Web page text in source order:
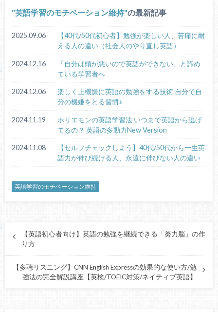
英語学習のモチベーション維持 の最新記事
2025.09.06
【40代/50代初心者】勉強が楽しい人、苦痛に耐
える人の違い（社会人のやり直し英語）
2024.12.16
「自分は頭が悪いので英語ができない」と諦め
ている学習者へ
2024.12.06
楽しく上機嫌に英語の勉強をする技術 自分で自
分の機嫌をとる習慣♪
2024.11.19
ホリエモンの英語学習法 いつまで英語から逃げ
てるの？ 英語の多動力New Version
2024.11.08
【セルフチェックしよう】40代/50代から一生英
語力が伸び続ける人、永遠に伸びない人の違い
英語学習のモチベーション維持
【英語初心者向け】英語の勉強を継続できる「努力脳」の作
り方
【多聴リスニング】CNN English Expressの効果的な使い方/勉
強法の完全解説講座【英検/TOEIC対策/ネイティブ英語】